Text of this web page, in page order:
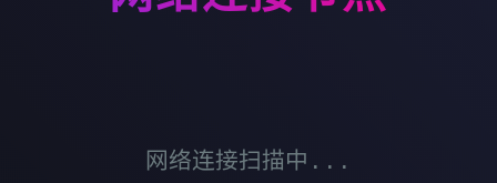
网络连接扫描中...